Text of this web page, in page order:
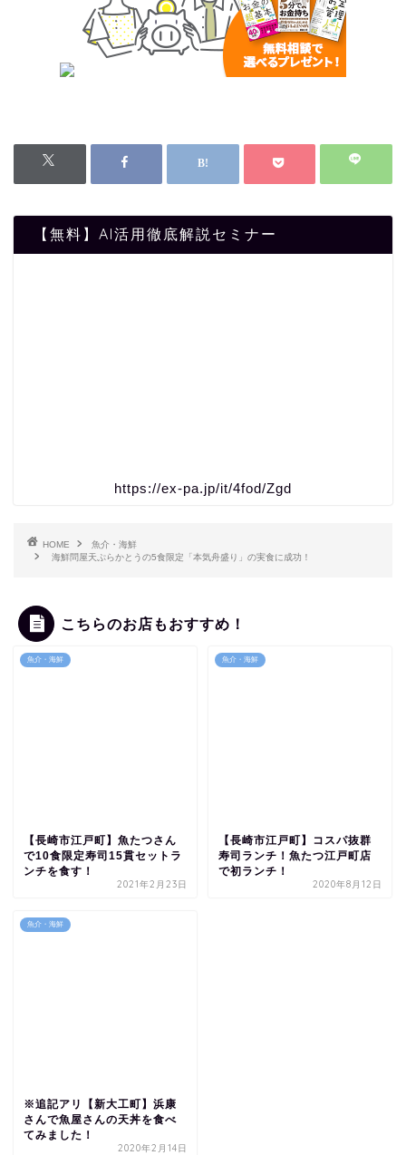
【無料】AI活用徹底解説セミナー
https://ex-pa.jp/it/4fod/Zgd
HOME
魚介・海鮮
海鮮問屋天ぷらかとうの5食限定「本気舟盛り」の実食に成功！
こちらのお店もおすすめ！
魚介・海鮮
【長崎市江戸町】魚たつさん
で10食限定寿司15貫セットラ
ンチを食す！
2021年2月23日
魚介・海鮮
【長崎市江戸町】コスパ抜群
寿司ランチ！魚たつ江戸町店
で初ランチ！
2020年8月12日
魚介・海鮮
※追記アリ【新大工町】浜康
さんで魚屋さんの天丼を食べ
てみました！
2020年2月14日